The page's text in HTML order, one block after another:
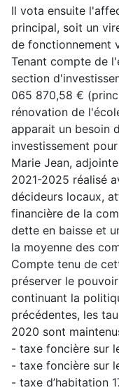
Il vota ensuite
principal, soit un
de fonctionnement
Tenant compte de
section
065 870,58 €
rénovation de
apparait un besoin
investissement
Marie Jean,
2021-2025 réalisé
décideurs locaux,
financière de la
dette en baisse et
la moyenne des
Compte tenu de
préserver le
continuant la
précédentes, les
2020 sont
- taxe foncière sur
- taxe foncière sur
- taxe d’habitation